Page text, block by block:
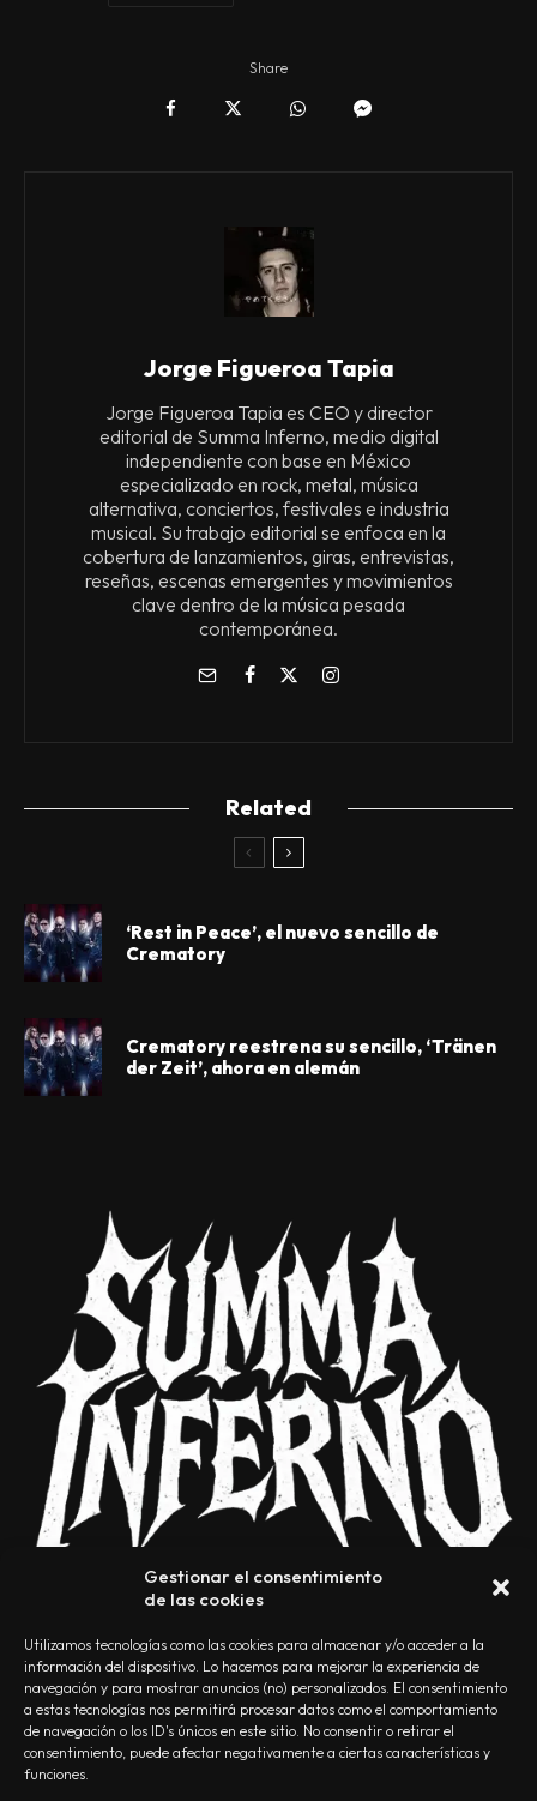
Gestionar el consentimiento
de las cookies
Utilizamos tecnologías como las cookies para almacenar y/o acceder a la
información del dispositivo. Lo hacemos para mejorar la experiencia de
navegación y para mostrar anuncios (no) personalizados. El consentimiento
a estas tecnologías nos permitirá procesar datos como el comportamiento
de navegación o los ID's únicos en este sitio. No consentir o retirar el
consentimiento, puede afectar negativamente a ciertas características y
funciones.
Share
Jorge Figueroa Tapia
Jorge Figueroa Tapia es CEO y director
editorial de Summa Inferno, medio digital
independiente con base en México
especializado en rock, metal, música
alternativa, conciertos, festivales e industria
musical. Su trabajo editorial se enfoca en la
cobertura de lanzamientos, giras, entrevistas,
reseñas, escenas emergentes y movimientos
clave dentro de la música pesada
contemporánea.
Related
‘Rest in Peace’, el nuevo sencillo de
Crematory
Crematory reestrena su sencillo, ‘Tränen
der Zeit’, ahora en alemán
NOSOTROS CONTACTO EDITORIAL POLÍTICA DE PRIVACIDAD